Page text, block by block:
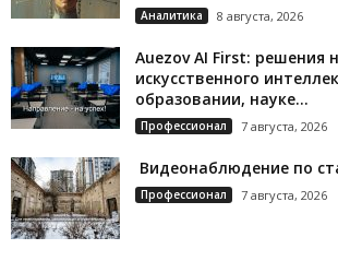
Аналитика 8 августа, 2026
Auezov AI First: решения
искусственного
образовании, науке...
Профессионал 7 августа, 2026
Видеонаблюдение по
Профессионал 7 августа, 2026